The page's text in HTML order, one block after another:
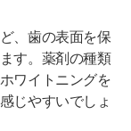
、歯の表面を保
す。薬剤の種類
ワイトニングを
じやすいでしょ